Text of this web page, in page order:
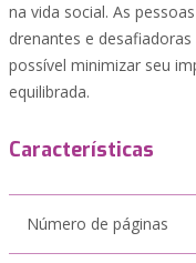
na vida social. As
drenantes e
possível minimizar seu
equilibrada.
Características
Número de páginas